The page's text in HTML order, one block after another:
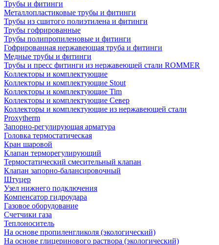
Трубы и фитинги
Металлопластиковые трубы и фитинги
Трубы из сшитого полиэтилена и фитинги
Трубы гофрированные
Трубы полипропиленовые и фитинги
Гофрированная нержавеющая труба и фитинги
Медные трубы и фитинги
Трубы и пресс фитинги из нержавеющей стали ROMMER
Коллекторы и комплектующие
Коллекторы и комплектующие Stout
Коллекторы и комплектующие Tim
Коллекторы и комплектующие Север
Коллекторы и комплектующие из нержавеющей стали
Proxytherm
Запорно-регулирующая арматура
Головка термостатическая
Кран шаровой
Клапан терморегулирующий
Термостатический смесительный клапан
Клапан запорно-балансировочный
Штуцер
Узел нижнего подключения
Компенсатор гидроудара
Газовое оборудование
Счетчики газа
Теплоноситель
На основе пропиленгликоля (экологический)
На основе глицеринового раствора (экологический)